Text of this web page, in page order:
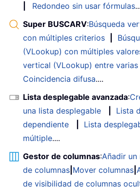
Redondeo sin usar fórmulas...
Super BUSCARV:Búsqueda
con múltiples criterios
(VLookup) con múltiples
vertical (VLookup) entre varias
Coincidencia difusa....
Lista desplegable avanzada:
una lista desplegable
Lista
dependiente
Lista
múltiple....
Gestor de columnas:Añadir
de columnas Mover columnas
de visibilidad de columnas